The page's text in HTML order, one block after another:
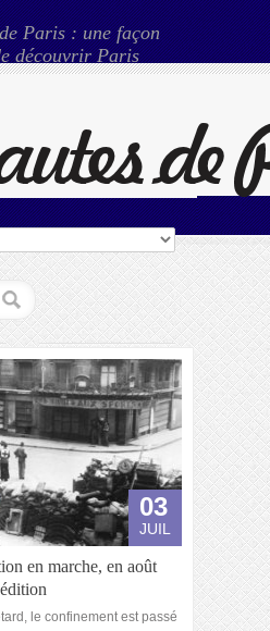
Paris : une façon
découvrir Paris
03
JUIL
en marche, en août
le confinement est passé